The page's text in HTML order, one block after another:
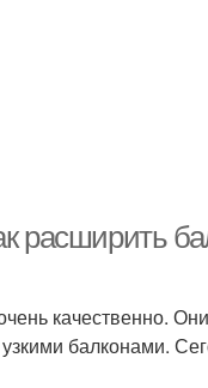
расширить
качественно.
балконами.